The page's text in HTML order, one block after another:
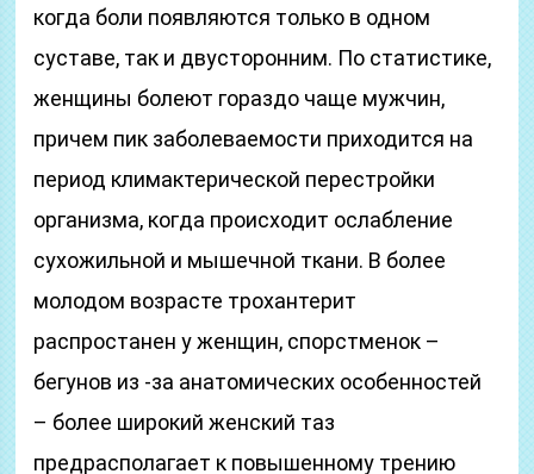
когда боли появляются только в одном
суставе, так и двусторонним. По статистике,
женщины болеют гораздо чаще мужчин,
причем пик заболеваемости приходится на
период климактерической перестройки
организма, когда происходит ослабление
сухожильной и мышечной ткани. В более
молодом возрасте трохантерит
распростанен у женщин, спорстменок –
бегунов из -за анатомических особенностей
– более широкий женский таз
предрасполагает к повышенному трению